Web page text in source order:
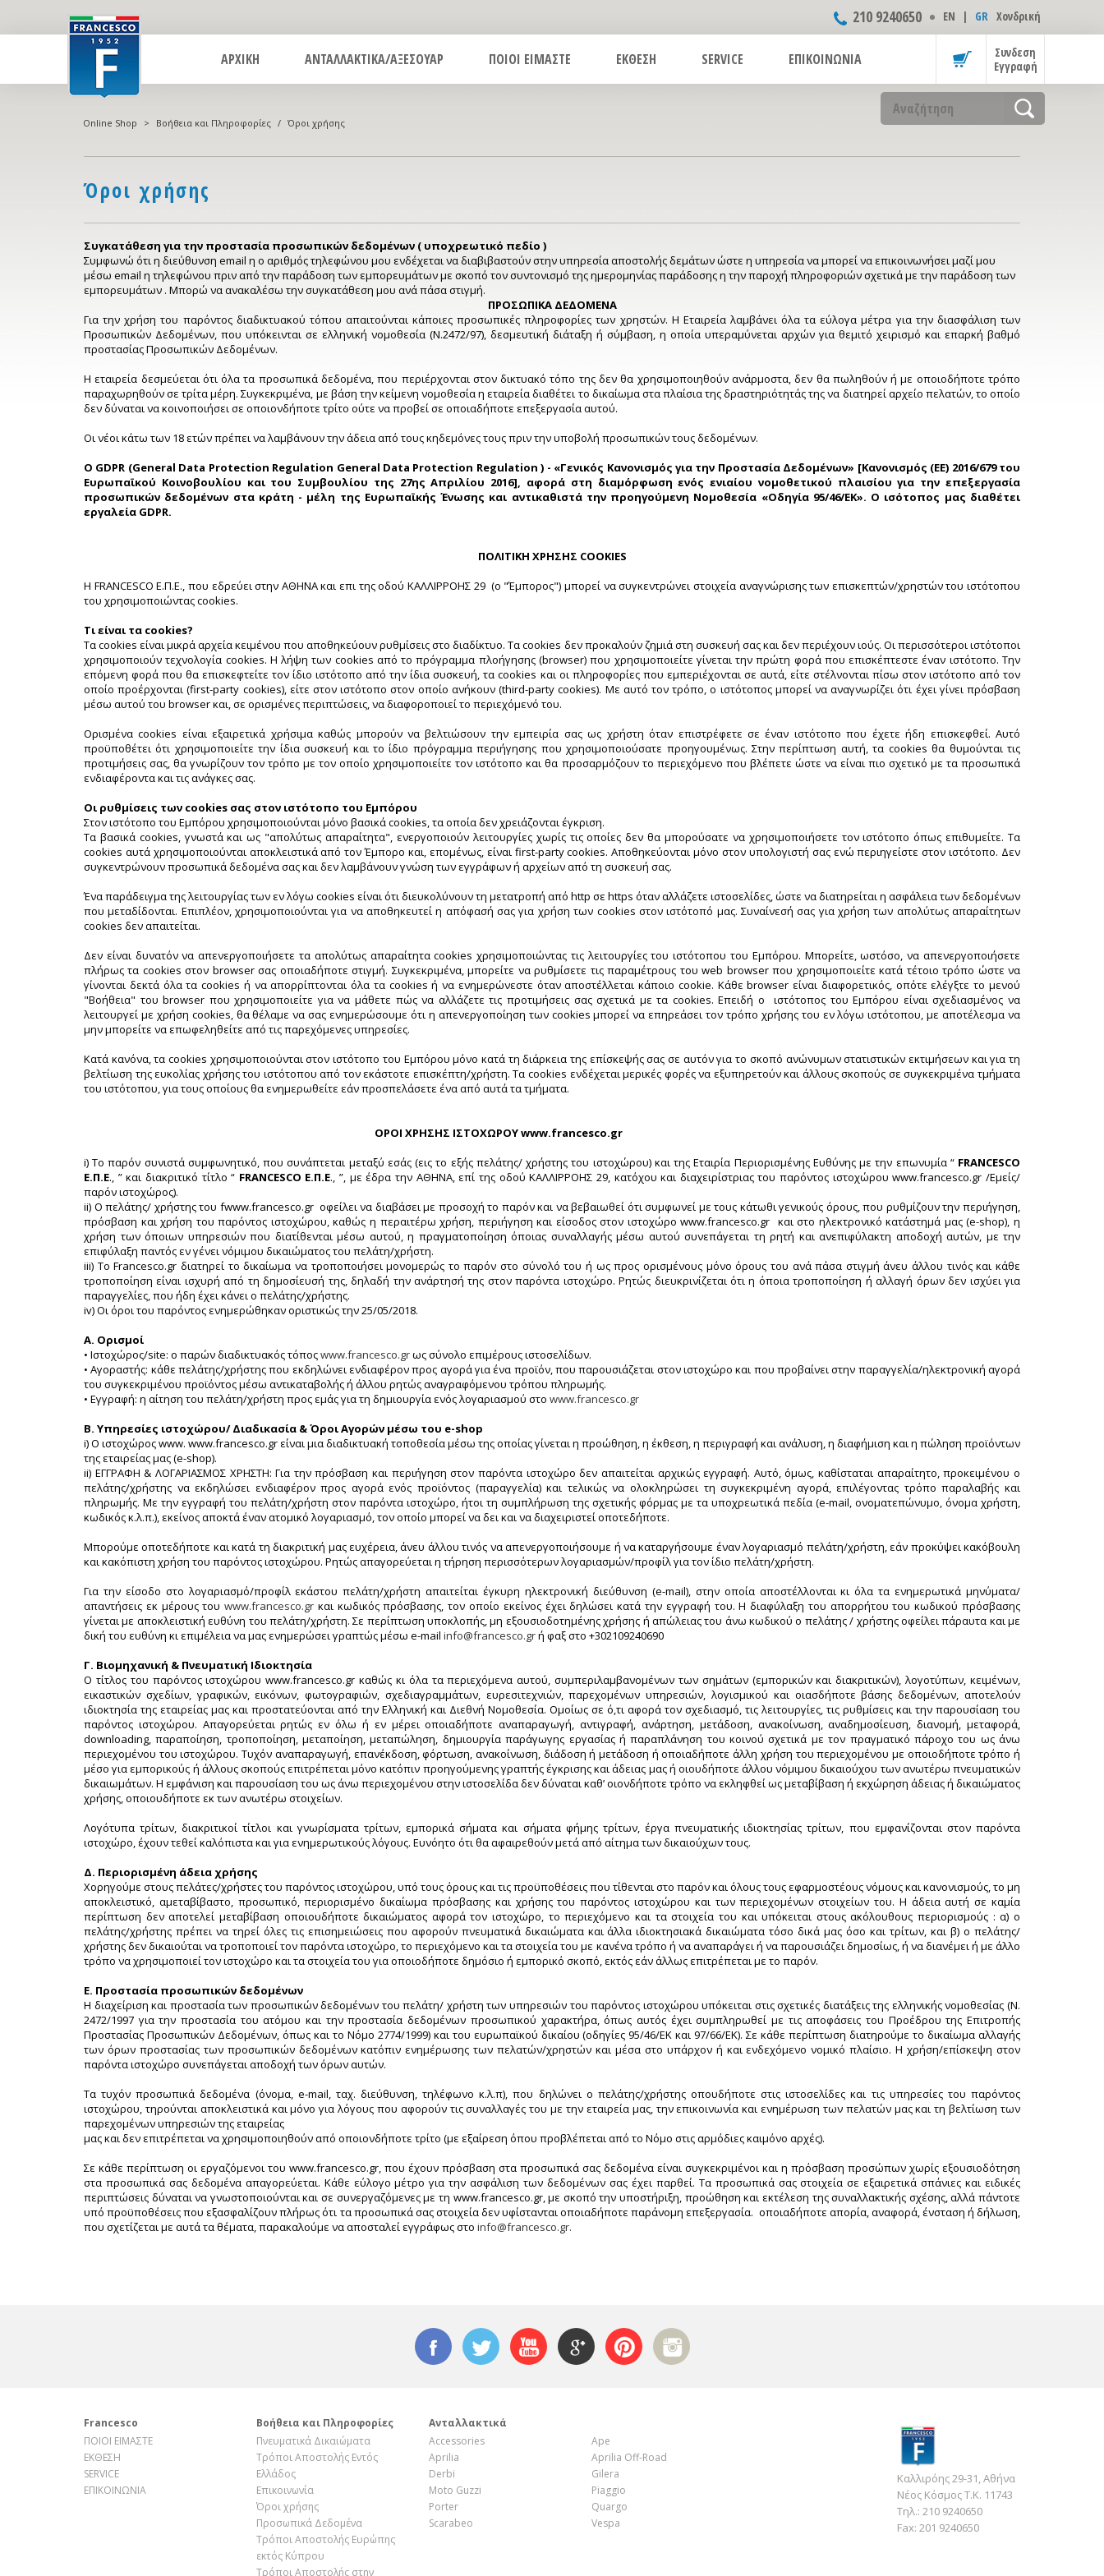
210 9240650 ΕΝ | GR Χονδρική
Συνδεση
Εγγραφή
ΑΡΧΙΚΗ ΑΝΤΑΛΛΑΚΤΙΚΑ/ΑΞΕΣΟΥΑΡ ΠΟΙΟΙ ΕΙΜΑΣΤΕ ΕΚΘΕΣΗ SERVICE ΕΠΙΚΟΙΝΩΝΙΑ
Online Shop > Βοήθεια και Πληροφορίες / Όροι χρήσης
Όροι χρήσης
Συγκατάθεση για την προστασία προσωπικών δεδομένων ( υποχρεωτικό πεδίο )
Συμφωνώ ότι η διεύθυνση email η ο αριθμός τηλεφώνου μου ενδέχεται να διαβιβαστούν στην υπηρεσία αποστολής δεμάτων ώστε η υπηρεσία να μπορεί να επικοινωνήσει μαζί μου
μέσω email η τηλεφώνου πριν από την παράδοση των εμπορευμάτων με σκοπό τον συντονισμό της ημερομηνίας παράδοσης η την παροχή πληροφοριών σχετικά με την παράδοση των
εμπορευμάτων . Μπορώ να ανακαλέσω την συγκατάθεση μου ανά πάσα στιγμή.
ΠΡΟΣΩΠΙΚΑ ΔΕΔΟΜΕΝΑ
Για την χρήση του παρόντος διαδικτυακού τόπου απαιτούνται κάποιες προσωπικές πληροφορίες των χρηστών. Η Εταιρεία λαμβάνει όλα τα εύλογα μέτρα για την διασφάλιση των
Προσωπικών Δεδομένων, που υπόκεινται σε ελληνική νομοθεσία (Ν.2472/97), δεσμευτική διάταξη ή σύμβαση, η οποία υπεραμύνεται αρχών για θεμιτό χειρισμό και επαρκή βαθμό
προστασίας Προσωπικών Δεδομένων.
Η εταιρεία δεσμεύεται ότι όλα τα προσωπικά δεδομένα, που περιέρχονται στον δικτυακό τόπο της δεν θα χρησιμοποιηθούν ανάρμοστα, δεν θα πωληθούν ή με οποιοδήποτε τρόπο
παραχωρηθούν σε τρίτα μέρη. Συγκεκριμένα, με βάση την κείμενη νομοθεσία η εταιρεία διαθέτει το δικαίωμα στα πλαίσια της δραστηριότητάς της να διατηρεί αρχείο πελατών, το οποίο
δεν δύναται να κοινοποιήσει σε οποιονδήποτε τρίτο ούτε να προβεί σε οποιαδήποτε επεξεργασία αυτού.
Οι νέοι κάτω των 18 ετών πρέπει να λαμβάνουν την άδεια από τους κηδεμόνες τους πριν την υποβολή προσωπικών τους δεδομένων.
Ο GDPR (General Data Protection Regulation General Data Protection Regulation ) - «Γενικός Κανονισμός για την Προστασία Δεδομένων» [Κανονισμός (ΕΕ) 2016/679 του
Ευρωπαϊκού Κοινοβουλίου και του Συμβουλίου της 27ης Απριλίου 2016], αφορά στη διαμόρφωση ενός ενιαίου νομοθετικού πλαισίου για την επεξεργασία
προσωπικών δεδομένων στα κράτη - μέλη της Ευρωπαϊκής Ένωσης και αντικαθιστά την προηγούμενη Νομοθεσία «Οδηγία 95/46/ΕΚ». O ισότοπος μας διαθέτει
εργαλεία GDPR.
ΠΟΛΙΤΙΚΗ ΧΡΗΣΗΣ COOKIES
H FRANCESCO Ε.Π.Ε., που εδρεύει στην ΑΘΗΝΑ και επι της οδού ΚΑΛΛΙΡΡΟΗΣ 29 (ο "Έμπορος") μπορεί να συγκεντρώνει στοιχεία αναγνώρισης των επισκεπτών/χρηστών του ιστότοπου
του χρησιμοποιώντας cookies.
Τι είναι τα cookies?
Τα cookies είναι μικρά αρχεία κειμένου που αποθηκεύουν ρυθμίσεις στο διαδίκτυο. Τα cookies δεν προκαλούν ζημιά στη συσκευή σας και δεν περιέχουν ιούς. Οι περισσότεροι ιστότοποι
χρησιμοποιούν τεχνολογία cookies. Η λήψη των cookies από το πρόγραμμα πλοήγησης (browser) που χρησιμοποιείτε γίνεται την πρώτη φορά που επισκέπτεστε έναν ιστότοπο. Την
επόμενη φορά που θα επισκεφτείτε τον ίδιο ιστότοπο από την ίδια συσκευή, τα cookies και οι πληροφορίες που εμπεριέχονται σε αυτά, είτε στέλνονται πίσω στον ιστότοπο από τον
οποίο προέρχονται (first-party cookies), είτε στον ιστότοπο στον οποίο ανήκουν (third-party cookies). Με αυτό τον τρόπο, ο ιστότοπος μπορεί να αναγνωρίζει ότι έχει γίνει πρόσβαση
μέσω αυτού του browser και, σε ορισμένες περιπτώσεις, να διαφοροποιεί το περιεχόμενό του.
Ορισμένα cookies είναι εξαιρετικά χρήσιμα καθώς μπορούν να βελτιώσουν την εμπειρία σας ως χρήστη όταν επιστρέφετε σε έναν ιστότοπο που έχετε ήδη επισκεφθεί. Αυτό
προϋποθέτει ότι χρησιμοποιείτε την ίδια συσκευή και το ίδιο πρόγραμμα περιήγησης που χρησιμοποιούσατε προηγουμένως. Στην περίπτωση αυτή, τα cookies θα θυμούνται τις
προτιμήσεις σας, θα γνωρίζουν τον τρόπο με τον οποίο χρησιμοποιείτε τον ιστότοπο και θα προσαρμόζουν το περιεχόμενο που βλέπετε ώστε να είναι πιο σχετικό με τα προσωπικά
ενδιαφέροντα και τις ανάγκες σας.
Οι ρυθμίσεις των cookies σας στον ιστότοπο του Εμπόρου
Στον ιστότοπο του Εμπόρου χρησιμοποιούνται μόνο βασικά cookies, τα οποία δεν χρειάζονται έγκριση.
Τα βασικά cookies, γνωστά και ως "απολύτως απαραίτητα", ενεργοποιούν λειτουργίες χωρίς τις οποίες δεν θα μπορούσατε να χρησιμοποιήσετε τον ιστότοπο όπως επιθυμείτε. Τα
cookies αυτά χρησιμοποιούνται αποκλειστικά από τον Έμπορο και, επομένως, είναι first-party cookies. Αποθηκεύονται μόνο στον υπολογιστή σας ενώ περιηγείστε στον ιστότοπο. Δεν
συγκεντρώνουν προσωπικά δεδομένα σας και δεν λαμβάνουν γνώση των εγγράφων ή αρχείων από τη συσκευή σας.
Ένα παράδειγμα της λειτουργίας των εν λόγω cookies είναι ότι διευκολύνουν τη μετατροπή από http σε https όταν αλλάζετε ιστοσελίδες, ώστε να διατηρείται η ασφάλεια των δεδομένων
που μεταδίδονται. Επιπλέον, χρησιμοποιούνται για να αποθηκευτεί η απόφασή σας για χρήση των cookies στον ιστότοπό μας. Συναίνεσή σας για χρήση των απολύτως απαραίτητων
cookies δεν απαιτείται.
Δεν είναι δυνατόν να απενεργοποιήσετε τα απολύτως απαραίτητα cookies χρησιμοποιώντας τις λειτουργίες του ιστότοπου του Εμπόρου. Μπορείτε, ωστόσο, να απενεργοποιήσετε
πλήρως τα cookies στον browser σας οποιαδήποτε στιγμή. Συγκεκριμένα, μπορείτε να ρυθμίσετε τις παραμέτρους του web browser που χρησιμοποιείτε κατά τέτοιο τρόπο ώστε να
γίνονται δεκτά όλα τα cookies ή να απορρίπτονται όλα τα cookies ή να ενημερώνεστε όταν αποστέλλεται κάποιο cookie. Κάθε browser είναι διαφορετικός, οπότε ελέγξτε το μενού
"Βοήθεια" του browser που χρησιμοποιείτε για να μάθετε πώς να αλλάζετε τις προτιμήσεις σας σχετικά με τα cookies. Επειδή ο ιστότοπος του Εμπόρου είναι σχεδιασμένος να
λειτουργεί με χρήση cookies, θα θέλαμε να σας ενημερώσουμε ότι η απενεργοποίηση των cookies μπορεί να επηρεάσει τον τρόπο χρήσης του εν λόγω ιστότοπου, με αποτέλεσμα να
μην μπορείτε να επωφεληθείτε από τις παρεχόμενες υπηρεσίες.
Κατά κανόνα, τα cookies χρησιμοποιούνται στον ιστότοπο του Εμπόρου μόνο κατά τη διάρκεια της επίσκεψής σας σε αυτόν για το σκοπό ανώνυμων στατιστικών εκτιμήσεων και για τη
βελτίωση της ευκολίας χρήσης του ιστότοπου από τον εκάστοτε επισκέπτη/χρήστη. Τα cookies ενδέχεται μερικές φορές να εξυπηρετούν και άλλους σκοπούς σε συγκεκριμένα τμήματα
του ιστότοπου, για τους οποίους θα ενημερωθείτε εάν προσπελάσετε ένα από αυτά τα τμήματα.
ΟΡΟΙ ΧΡΗΣΗΣ ΙΣΤΟΧΩΡΟΥ www.francesco.gr
i) Το παρόν συνιστά συμφωνητικό, που συνάπτεται μεταξύ εσάς (εις το εξής πελάτης/ χρήστης του ιστοχώρου) και της Εταιρία Περιορισμένης Ευθύνης με την επωνυμία “ FRANCESCO
Ε.Π.Ε., ” και διακριτικό τίτλο “ FRANCESCO Ε.Π.Ε., ”, με έδρα την ΑΘΗΝΑ, επί της οδού ΚΑΛΛΙΡΡΟΗΣ 29, κατόχου και διαχειρίστριας του παρόντος ιστοχώρου www.francesco.gr /Εμείς/
παρόν ιστοχώρος).
ii) Ο πελάτης/ χρήστης του fwww.francesco.gr οφείλει να διαβάσει με προσοχή το παρόν και να βεβαιωθεί ότι συμφωνεί με τους κάτωθι γενικούς όρους, που ρυθμίζουν την περιήγηση,
πρόσβαση και χρήση του παρόντος ιστοχώρου, καθώς η περαιτέρω χρήση, περιήγηση και είσοδος στον ιστοχώρο www.francesco.gr και στο ηλεκτρονικό κατάστημά μας (e-shop), η
χρήση των όποιων υπηρεσιών που διατίθενται μέσω αυτού, η πραγματοποίηση όποιας συναλλαγής μέσω αυτού συνεπάγεται τη ρητή και ανεπιφύλακτη αποδοχή αυτών, με την
επιφύλαξη παντός εν γένει νόμιμου δικαιώματος του πελάτη/χρήστη.
iii) Το Francesco.gr διατηρεί το δικαίωμα να τροποποιήσει μονομερώς το παρόν στο σύνολό του ή ως προς ορισμένους μόνο όρους του ανά πάσα στιγμή άνευ άλλου τινός και κάθε
τροποποίηση είναι ισχυρή από τη δημοσίευσή της, δηλαδή την ανάρτησή της στον παρόντα ιστοχώρο. Ρητώς διευκρινίζεται ότι η όποια τροποποίηση ή αλλαγή όρων δεν ισχύει για
παραγγελίες, που ήδη έχει κάνει ο πελάτης/χρήστης.
iv) Οι όροι του παρόντος ενημερώθηκαν οριστικώς την 25/05/2018.
Α. Ορισμοί
• Ιστοχώρος/site: ο παρών διαδικτυακός τόποςwww.francesco.grως σύνολο επιμέρους ιστοσελίδων.
• Αγοραστής: κάθε πελάτης/χρήστης που εκδηλώνει ενδιαφέρον προς αγορά για ένα προϊόν, που παρουσιάζεται στον ιστοχώρο και που προβαίνει στην παραγγελία/ηλεκτρονική αγορά
του συγκεκριμένου προϊόντος μέσω αντικαταβολής ή άλλου ρητώς αναγραφόμενου τρόπου πληρωμής.
• Εγγραφή: η αίτηση του πελάτη/χρήστη προς εμάς για τη δημιουργία ενός λογαριασμού στο www.francesco.gr
Β. Υπηρεσίες ιστοχώρου/ Διαδικασία & Όροι Αγορών μέσω του e-shop
i) Ο ιστοχώρος www. www.francesco.gr είναι μια διαδικτυακή τοποθεσία μέσω της οποίας γίνεται η προώθηση, η έκθεση, η περιγραφή και ανάλυση, η διαφήμιση και η πώληση προϊόντων
της εταιρείας μας (e-shop).
ii) ΕΓΓΡΑΦΗ & ΛΟΓΑΡΙΑΣΜΟΣ ΧΡΗΣΤΗ: Για την πρόσβαση και περιήγηση στον παρόντα ιστοχώρο δεν απαιτείται αρχικώς εγγραφή. Αυτό, όμως, καθίσταται απαραίτητο, προκειμένου ο
πελάτης/χρήστης να εκδηλώσει ενδιαφέρον προς αγορά ενός προϊόντος (παραγγελία) και τελικώς να ολοκληρώσει τη συγκεκριμένη αγορά, επιλέγοντας τρόπο παραλαβής και
πληρωμής. Με την εγγραφή του πελάτη/χρήστη στον παρόντα ιστοχώρο, ήτοι τη συμπλήρωση της σχετικής φόρμας με τα υποχρεωτικά πεδία (e-mail, ονοματεπώνυμο, όνομα χρήστη,
κωδικός κ.λ.π.), εκείνος αποκτά έναν ατομικό λογαριασμό, τον οποίο μπορεί να δει και να διαχειριστεί οποτεδήποτε.
Μπορούμε οποτεδήποτε και κατά τη διακριτική μας ευχέρεια, άνευ άλλου τινός να απενεργοποιήσουμε ή να καταργήσουμε έναν λογαριασμό πελάτη/χρήστη, εάν προκύψει κακόβουλη
και κακόπιστη χρήση του παρόντος ιστοχώρου. Ρητώς απαγορεύεται η τήρηση περισσότερων λογαριασμών/προφίλ για τον ίδιο πελάτη/χρήστη.
Για την είσοδο στο λογαριασμό/προφίλ εκάστου πελάτη/χρήστη απαιτείται έγκυρη ηλεκτρονική διεύθυνση (e-mail), στην οποία αποστέλλονται κι όλα τα ενημερωτικά μηνύματα/
απαντήσεις εκ μέρους τουwww.francesco.gr και κωδικός πρόσβασης, τον οποίο εκείνος έχει δηλώσει κατά την εγγραφή του. Η διαφύλαξη του απορρήτου του κωδικού πρόσβασης
γίνεται με αποκλειστική ευθύνη του πελάτη/χρήστη. Σε περίπτωση υποκλοπής, μη εξουσιοδοτημένης χρήσης ή απώλειας του άνω κωδικού ο πελάτης / χρήστης οφείλει πάραυτα και με
δική του ευθύνη κι επιμέλεια να μας ενημερώσει γραπτώς μέσω e-mail info@francesco.grή φαξ στο +302109240690
Γ. Βιομηχανική & Πνευματική Ιδιοκτησία
Ο τίτλος του παρόντος ιστοχώρου www.francesco.gr καθώς κι όλα τα περιεχόμενα αυτού, συμπεριλαμβανομένων των σημάτων (εμπορικών και διακριτικών), λογοτύπων, κειμένων,
εικαστικών σχεδίων, γραφικών, εικόνων, φωτογραφιών, σχεδιαγραμμάτων, ευρεσιτεχνιών, παρεχομένων υπηρεσιών, λογισμικού και οιασδήποτε βάσης δεδομένων, αποτελούν
ιδιοκτησία της εταιρείας μας και προστατεύονται από την Ελληνική και Διεθνή Νομοθεσία. Ομοίως σε ό,τι αφορά τον σχεδιασμό, τις λειτουργίες, τις ρυθμίσεις και την παρουσίαση του
παρόντος ιστοχώρου. Απαγορεύεται ρητώς εν όλω ή εν μέρει οποιαδήποτε αναπαραγωγή, αντιγραφή, ανάρτηση, μετάδοση, ανακοίνωση, αναδημοσίευση, διανομή, μεταφορά,
downloading, παραποίηση, τροποποίηση, μεταποίηση, μεταπώληση, δημιουργία παράγωγης εργασίας ή παραπλάνηση του κοινού σχετικά με τον πραγματικό πάροχο του ως άνω
περιεχομένου του ιστοχώρου. Τυχόν αναπαραγωγή, επανέκδοση, φόρτωση, ανακοίνωση, διάδοση ή μετάδοση ή οποιαδήποτε άλλη χρήση του περιεχομένου με οποιοδήποτε τρόπο ή
μέσο για εμπορικούς ή άλλους σκοπούς επιτρέπεται μόνο κατόπιν προηγούμενης γραπτής έγκρισης και άδειας μας ή οιουδήποτε άλλου νόμιμου δικαιούχου των ανωτέρω πνευματικών
δικαιωμάτων. Η εμφάνιση και παρουσίαση του ως άνω περιεχομένου στην ιστοσελίδα δεν δύναται καθ’ οιονδήποτε τρόπο να εκληφθεί ως μεταβίβαση ή εκχώρηση άδειας ή δικαιώματος
χρήσης, οποιουδήποτε εκ των ανωτέρω στοιχείων.
Λογότυπα τρίτων, διακριτικοί τίτλοι και γνωρίσματα τρίτων, εμπορικά σήματα και σήματα φήμης τρίτων, έργα πνευματικής ιδιοκτησίας τρίτων, που εμφανίζονται στον παρόντα
ιστοχώρο, έχουν τεθεί καλόπιστα και για ενημερωτικούς λόγους. Ευνόητο ότι θα αφαιρεθούν μετά από αίτημα των δικαιούχων τους.
Δ. Περιορισμένη άδεια χρήσης
Χορηγούμε στους πελάτες/χρήστες του παρόντος ιστοχώρου, υπό τους όρους και τις προϋποθέσεις που τίθενται στο παρόν και όλους τους εφαρμοστέους νόμους και κανονισμούς, το μη
αποκλειστικό, αμεταβίβαστο, προσωπικό, περιορισμένο δικαίωμα πρόσβασης και χρήσης του παρόντος ιστοχώρου και των περιεχομένων στοιχείων του. Η άδεια αυτή σε καμία
περίπτωση δεν αποτελεί μεταβίβαση οποιουδήποτε δικαιώματος αφορά τον ιστοχώρο, το περιεχόμενο και τα στοιχεία του και υπόκειται στους ακόλουθους περιορισμούς : α) ο
πελάτης/χρήστης πρέπει να τηρεί όλες τις επισημειώσεις που αφορούν πνευματικά δικαιώματα και άλλα ιδιοκτησιακά δικαιώματα τόσο δικά μας όσο και τρίτων, και β) ο πελάτης/
χρήστης δεν δικαιούται να τροποποιεί τον παρόντα ιστοχώρο, το περιεχόμενο και τα στοιχεία του με κανένα τρόπο ή να αναπαράγει ή να παρουσιάζει δημοσίως, ή να διανέμει ή με άλλο
τρόπο να χρησιμοποιεί τον ιστοχώρο και τα στοιχεία του για οποιοδήποτε δημόσιο ή εμπορικό σκοπό, εκτός εάν άλλως επιτρέπεται με το παρόν.
Ε. Προστασία προσωπικών δεδομένων
Η διαχείριση και προστασία των προσωπικών δεδομένων του πελάτη/ χρήστη των υπηρεσιών του παρόντος ιστοχώρου υπόκειται στις σχετικές διατάξεις της ελληνικής νομοθεσίας (Ν.
2472/1997 για την προστασία του ατόμου και την προστασία δεδομένων προσωπικού χαρακτήρα, όπως αυτός έχει συμπληρωθεί με τις αποφάσεις του Προέδρου της Επιτροπής
Προστασίας Προσωπικών Δεδομένων, όπως και το Νόμο 2774/1999) και του ευρωπαϊκού δικαίου (οδηγίες 95/46/ΕΚ και 97/66/ΕΚ). Σε κάθε περίπτωση διατηρούμε το δικαίωμα αλλαγής
των όρων προστασίας των προσωπικών δεδομένων κατόπιν ενημέρωσης των πελατών/χρηστών και μέσα στο υπάρχον ή και ενδεχόμενο νομικό πλαίσιο. Η χρήση/επίσκεψη στον
παρόντα ιστοχώρο συνεπάγεται αποδοχή των όρων αυτών.
Τα τυχόν προσωπικά δεδομένα (όνομα, e-mail, ταχ. διεύθυνση, τηλέφωνο κ.λ.π), που δηλώνει ο πελάτης/χρήστης οπουδήποτε στις ιστοσελίδες και τις υπηρεσίες του παρόντος
ιστοχώρου, τηρούνται αποκλειστικά και μόνο για λόγους που αφορούν τις συναλλαγές του με την εταιρεία μας, την επικοινωνία και ενημέρωση των πελατών μας και τη βελτίωση των
παρεχομένων υπηρεσιών της εταιρείας
μας και δεν επιτρέπεται να χρησιμοποιηθούν από οποιονδήποτε τρίτο (με εξαίρεση όπου προβλέπεται από το Νόμο στις αρμόδιες καιμόνο αρχές).
Σε κάθε περίπτωση οι εργαζόμενοι του www.francesco.gr, που έχουν πρόσβαση στα προσωπικά σας δεδομένα είναι συγκεκριμένοι και η πρόσβαση προσώπων χωρίς εξουσιοδότηση
στα προσωπικά σας δεδομένα απαγορεύεται. Κάθε εύλογο μέτρο για την ασφάλιση των δεδομένων σας έχει παρθεί. Τα προσωπικά σας στοιχεία σε εξαιρετικά σπάνιες και ειδικές
περιπτώσεις δύναται να γνωστοποιούνται και σε συνεργαζόμενες με τη www.francesco.gr, με σκοπό την υποστήριξη, προώθηση και εκτέλεση της συναλλακτικής σχέσης, αλλά πάντοτε
υπό προϋποθέσεις που εξασφαλίζουν πλήρως ότι τα προσωπικά σας στοιχεία δεν υφίστανται οποιαδήποτε παράνομη επεξεργασία. οποιαδήποτε απορία, αναφορά, ένσταση ή δήλωση,
που σχετίζεται με αυτά τα θέματα, παρακαλούμε να αποσταλεί εγγράφως στο info@francesco.gr.
Francesco
ΠΟΙΟΙ ΕΙΜΑΣΤΕ
ΕΚΘΕΣΗ
SERVICE
ΕΠΙΚΟΙΝΩΝΙΑ
Βοήθεια και Πληροφορίες
Πνευματικά Δικαιώματα
Τρόποι Αποστολής Εντός
Ελλάδος
Επικοινωνία
Όροι χρήσης
Προσωπικά Δεδομένα
Τρόποι Αποστολής Ευρώπης
εκτός Κύπρου
Τρόποι Αποστολής στην
Ανταλλακτικά
Accessories
Ape
Aprilia
Aprilia Off-Road
Derbi
Gilera
Moto Guzzi
Piaggio
Porter
Quargo
Scarabeo
Vespa
Καλλιρόης 29-31, Αθήνα
Νέος Κόσμος Τ.Κ. 11743
Τηλ.: 210 9240650
Fax: 201 9240650